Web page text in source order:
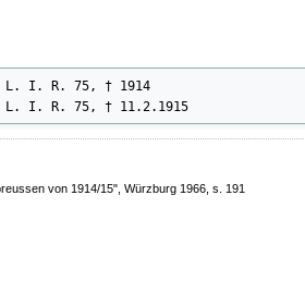
L. I. R. 75, † 1914
L. I. R. 75, † 11.2.1915
von 1914/15", Würzburg 1966, s. 191